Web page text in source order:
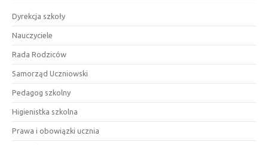
Dyrekcja szkoły
Nauczyciele
Rada Rodziców
Samorząd Uczniowski
Pedagog szkolny
Higienistka szkolna
Prawa i obowiązki ucznia